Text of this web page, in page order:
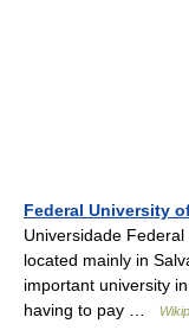
Federal University
Universidade
located mainly in
important university
having to pay …